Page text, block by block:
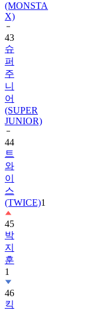
(MONSTA
X)
43
슈
퍼
주
니
어
(SUPER
JUNIOR)
44
트
와
이
스
(TWICE)1
45
박
지
훈
1
46
킥